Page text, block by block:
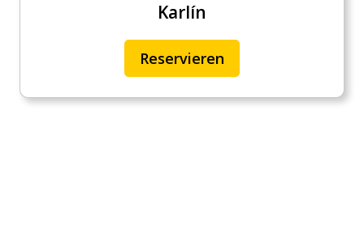
Karlín
Reservieren